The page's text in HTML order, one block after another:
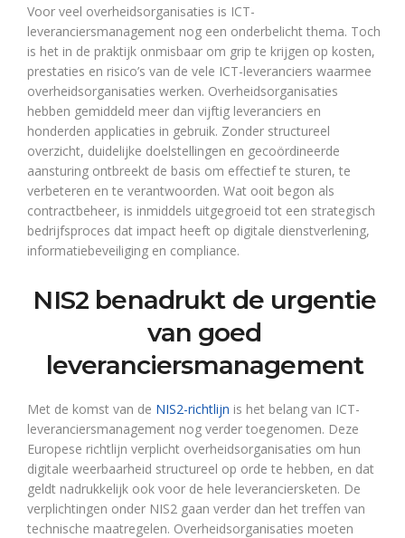
Voor veel overheidsorganisaties is ICT-
leveranciersmanagement nog een onderbelicht thema. Toch
is het in de praktijk onmisbaar om grip te krijgen op kosten,
prestaties en risico’s van de vele ICT-leveranciers waarmee
overheidsorganisaties werken. Overheidsorganisaties
hebben gemiddeld meer dan vijftig leveranciers en
honderden applicaties in gebruik. Zonder structureel
overzicht, duidelijke doelstellingen en gecoördineerde
aansturing ontbreekt de basis om effectief te sturen, te
verbeteren en te verantwoorden. Wat ooit begon als
contractbeheer, is inmiddels uitgegroeid tot een strategisch
bedrijfsproces dat impact heeft op digitale dienstverlening,
informatiebeveiliging en compliance.
NIS2 benadrukt de urgentie
van goed
leveranciersmanagement
Met de komst van de NIS2-richtlijn is het belang van ICT-
leveranciersmanagement nog verder toegenomen. Deze
Europese richtlijn verplicht overheidsorganisaties om hun
digitale weerbaarheid structureel op orde te hebben, en dat
geldt nadrukkelijk ook voor de hele leveranciersketen. De
verplichtingen onder NIS2 gaan verder dan het treffen van
technische maatregelen. Overheidsorganisaties moeten